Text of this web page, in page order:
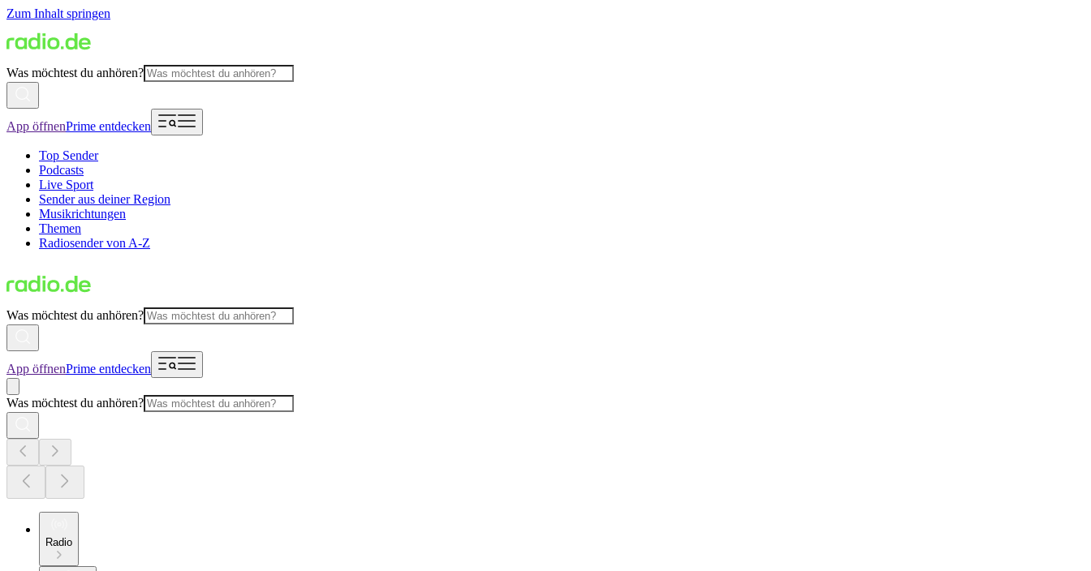
Zum Inhalt springen
Was möchtest du anhören?
App öffnenPrime entdecken
Top Sender
Podcasts
Live Sport
Sender aus deiner Region
Musikrichtungen
Themen
Radiosender von A-Z
Was möchtest du anhören?
App öffnenPrime entdecken
Was möchtest du anhören?
Radio